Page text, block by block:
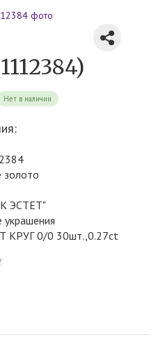
Нет в наличии
золото
ЭСТЕТ"
украшения
КРУГ 0/0 30шт.,0.27ct